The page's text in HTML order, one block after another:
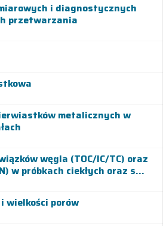
i diagnostycznych
przetwarzania
metalicznych w
węgla (TOC/IC/TC) oraz
w próbkach ciekłych oraz s...
wielkości porów